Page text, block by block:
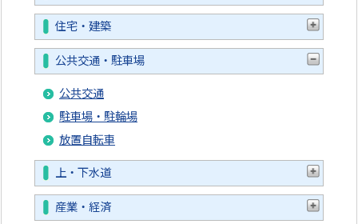
住宅・建築
公共交通・駐車場
公共交通
駐車場・駐輪場
放置自転車
上・下水道
産業・経済